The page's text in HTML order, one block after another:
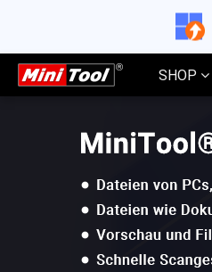
SHOP